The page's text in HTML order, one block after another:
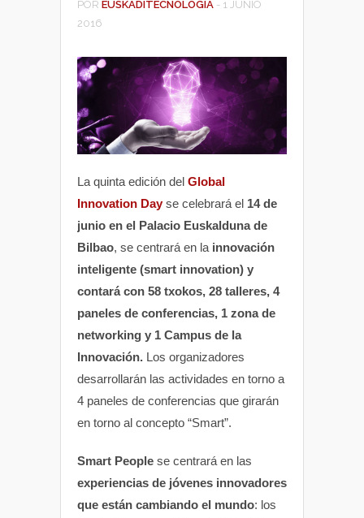
POR EUSKADITECNOLOGIA - 1 JUNIO
2016
La quinta edición del Global
Innovation Day se celebrará el 14 de
junio en el Palacio Euskalduna de
Bilbao, se centrará en la innovación
inteligente (smart innovation) y
contará con 58 txokos, 28 talleres, 4
paneles de conferencias, 1 zona de
networking y 1 Campus de la
Innovación. Los organizadores
desarrollarán las actividades en torno a
4 paneles de conferencias que girarán
en torno al concepto “Smart”.
Smart People se centrará en las
experiencias de jóvenes innovadores
que están cambiando el mundo: los